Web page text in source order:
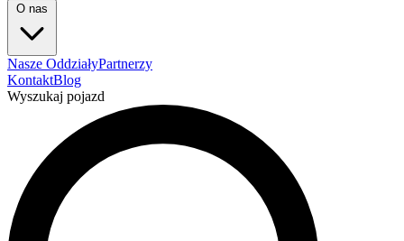
O nas
Nasze OddziałyPartnerzy
KontaktBlog
Wyszukaj pojazd